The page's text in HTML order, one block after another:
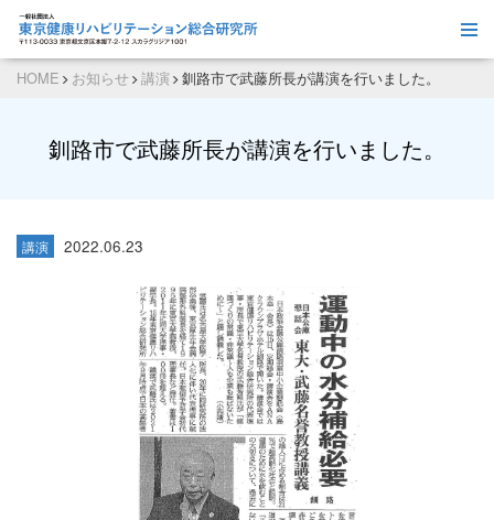
HOME お知らせ 講演 釧路市で武藤所長が講演を行いました。
釧路市で武藤所長が講演を行いました。
講演 2022.06.23